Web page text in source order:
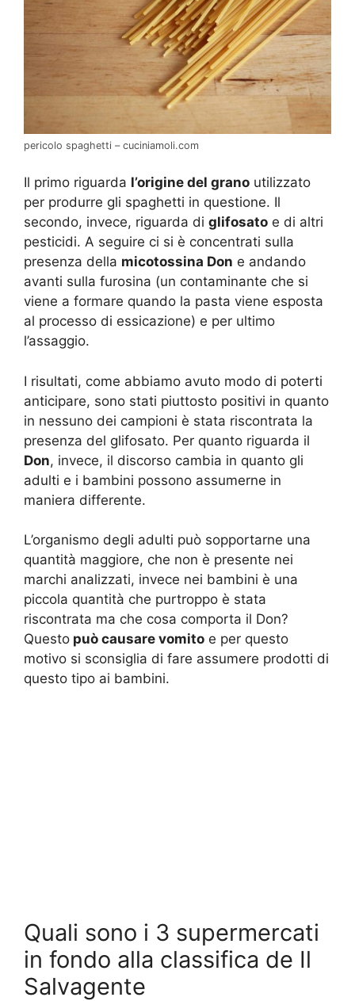
pericolo spaghetti – cuciniamoli.com
Il primo riguarda l’origine del grano utilizzato
per produrre gli spaghetti in questione. Il
secondo, invece, riguarda di glifosato e di altri
pesticidi. A seguire ci si è concentrati sulla
presenza della micotossina Don e andando
avanti sulla furosina (un contaminante che si
viene a formare quando la pasta viene esposta
al processo di essicazione) e per ultimo
l’assaggio.
I risultati, come abbiamo avuto modo di poterti
anticipare, sono stati piuttosto positivi in quanto
in nessuno dei campioni è stata riscontrata la
presenza del glifosato. Per quanto riguarda il
Don, invece, il discorso cambia in quanto gli
adulti e i bambini possono assumerne in
maniera differente.
L’organismo degli adulti può sopportarne una
quantità maggiore, che non è presente nei
marchi analizzati, invece nei bambini è una
piccola quantità che purtroppo è stata
riscontrata ma che cosa comporta il Don?
Questo può causare vomito e per questo
motivo si sconsiglia di fare assumere prodotti di
questo tipo ai bambini.
Quali sono i 3 supermercati
in fondo alla classifica de Il
Salvagente